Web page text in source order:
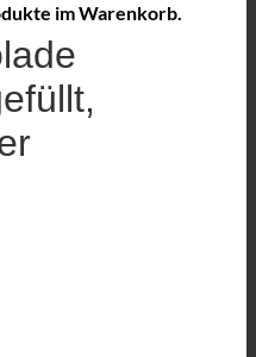
im Warenkorb.